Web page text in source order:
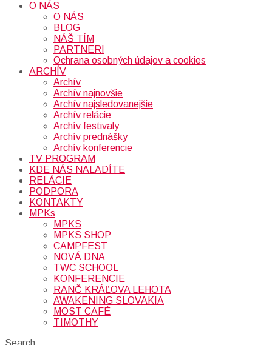
O NÁS
O NÁS
BLOG
NÁŠ TÍM
PARTNERI
Ochrana osobných údajov a cookies
ARCHÍV
Archív
Archív najnovšie
Archív najsledovanejšie
Archív relácie
Archív festivaly
Archív prednášky
Archív konferencie
TV PROGRAM
KDE NÁS NALADÍTE
RELÁCIE
PODPORA
KONTAKTY
MPKs
MPKS
MPKS SHOP
CAMPFEST
NOVÁ DNA
TWC SCHOOL
KONFERENCIE
RANČ KRÁĽOVA LEHOTA
AWAKENING SLOVAKIA
MOST CAFÉ
TIMOTHY
Search